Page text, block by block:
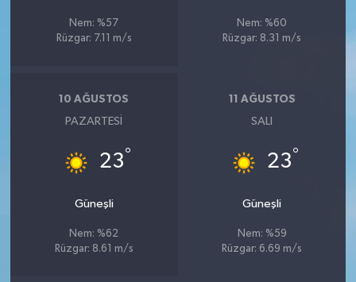
Nem: %57
Rüzgar: 7.11 m/s
Nem: %60
Rüzgar: 8.31 m/s
10 AĞUSTOS
PAZARTESI
23°
Güneşli
Nem: %62
Rüzgar: 8.61 m/s
11 AĞUSTOS
SALI
23°
Güneşli
Nem: %59
Rüzgar: 6.69 m/s